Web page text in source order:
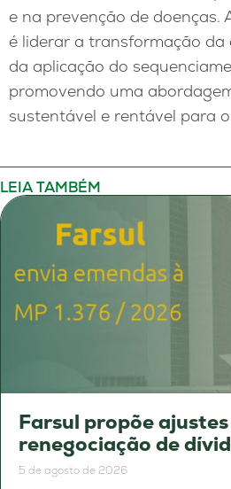
e na prevenção de doenças.
é liderar a transformação
da aplicação do
promovendo uma
sustentável e rentável para
LEIA TAMBÉM
Farsul propõe
renegociação de
5 de agosto de 2026